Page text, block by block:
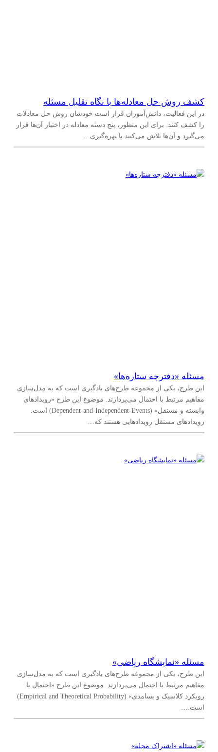
کشف روش حل معادله‌ها با نگاه تقلیل مسئله
در این فعالیت، دانش‌آموزان قرار است خودشان روش حل معادلات
را کشف کنند. برای این منظور، پنج دسته معادله در اختیار آن‌ها قرار
می‌گیرد و آن‌ها تلاش می‌کنند با بهره‌گیری…
مسئله «دفترچه ستاره‌ها»
این طرح، یکی از مجموعه طرح‌های یادگیری است که به مدل‌سازی
مفاهیم مرتبط با احتمال می‌پردازند. موضوع این طرح «رویدادهای
وابسته و مستقل» (Dependent-and-Independent-Events) است.
رویدادهای مستقل رویدادهایی هستند که…
مسئله‌ «نمایشگاه ریاضی»
این طرح، یکی از مجموعه طرح‌های یادگیری است که به مدل‌سازی
مفاهیم مرتبط با احتمال می‌پردازند. موضوع این طرح «احتمال با
رویکرد کلاسیک و بسامدی» (Empirical and Theoretical Probability)
است.…